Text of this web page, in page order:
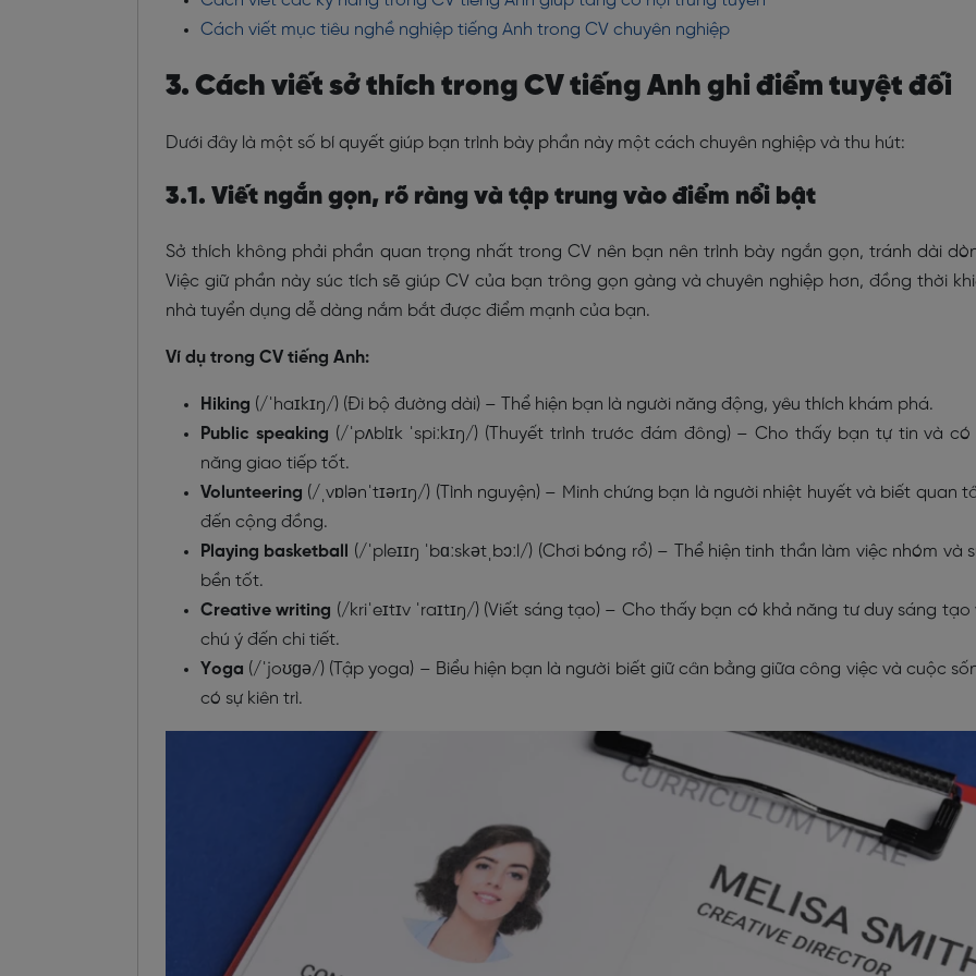
Cách viết mục tiêu nghề nghiệp tiếng Anh trong CV chuyên nghiệp
3. Cách viết sở thích trong CV tiếng Anh ghi điểm tuyệt đối
Dưới đây là một số bí quyết giúp bạn trình bày phần này một cách chuyên nghiệp và thu hút:
3.1. Viết ngắn gọn, rõ ràng và tập trung vào điểm nổi bật
Sở thích không phải phần quan trọng nhất trong CV nên bạn nên trình bày ngắn gọn, tránh dài
Việc giữ phần này súc tích sẽ giúp CV của bạn trông gọn gàng và chuyên nghiệp hơn, đồng thời
nhà tuyển dụng dễ dàng nắm bắt được điểm mạnh của bạn.
Ví dụ trong CV tiếng Anh:
Hiking (/ˈhaɪkɪŋ/) (Đi bộ đường dài) – Thể hiện bạn là người năng động, yêu thích khám phá.
Public speaking (/ˈpʌblɪk ˈspiːkɪŋ/) (Thuyết trình trước đám đông) – Cho thấy bạn tự tin và có
năng giao tiếp tốt.
Volunteering (/ˌvɒlənˈtɪərɪŋ/) (Tình nguyện) – Minh chứng bạn là người nhiệt huyết và biết quan
đến cộng đồng.
Playing basketball
(/ˈpleɪɪŋ ˈbɑːskətˌbɔːl/) (Chơi bóng rổ) – Thể hiện tinh thần làm việc nhóm và
bền tốt.
Creative writing (/kriˈeɪtɪv ˈraɪtɪŋ/) (Viết sáng tạo) – Cho thấy bạn có khả năng tư duy sáng tạo
chú ý đến chi tiết.
Yoga (/ˈjoʊɡə/) (Tập yoga) – Biểu hiện bạn là người biết giữ cân bằng giữa công việc và cuộc
có sự kiên trì.